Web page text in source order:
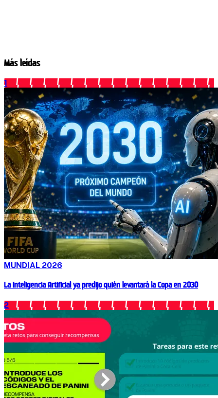
Más leídas
1
MUNDIAL 2026
La Inteligencia Artificial ya predijo quién levantará la Copa en 2030
2